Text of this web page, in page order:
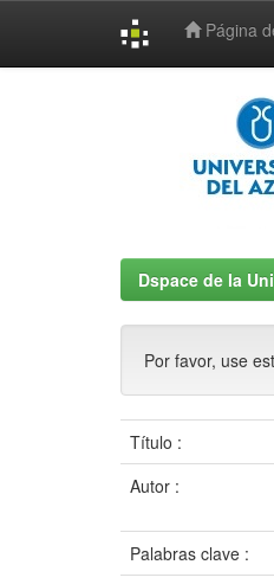
Página
Dspace de la
Por favor, use
Título :
Autor :
Palabras clave :